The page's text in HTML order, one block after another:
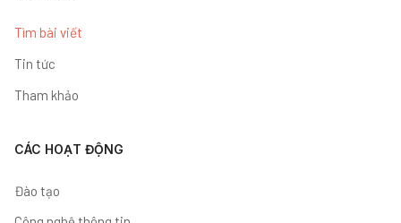
Tìm bài viết
Tin tức
Tham khảo
CÁC HOẠT ĐỘNG
Đào tạo